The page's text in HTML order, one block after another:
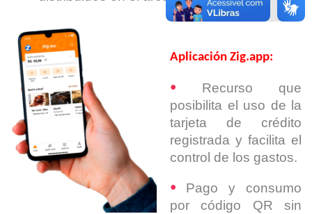
Aplicación Zig.app:
•
Recurso que
posibilita el uso de la
tarjeta de crédito
registrada y facilita el
control de los gastos.
• Pago y consumo
por código QR sin